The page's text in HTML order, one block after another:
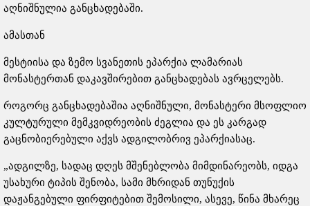
აღნიშნულია განცხადებაში.
ამასთან
მესტიისა და ზემო სვანეთის ეპარქია ლამარიას
მონასტერთან დაკავშირებით განცხადებას ავრცელებს.
როგორც განცხადებაშია აღნიშნული, მონასტერი მსოფლიო
კულტურული მემკვიდრეობის ძეგლია და ეს კარგად
გაცნობიერებული აქვს ადგილობრივ ეპარქიასაც.
„ადგილზე, სადაც დღეს მშენებლობა მიმდინარეობს, იდგა
უსახური ტიპის შენობა, სამი მხრიდან თუნუქის
დაჟანგებული ფირფიტებით შემოსილი, ასევე, წინა მხარეც